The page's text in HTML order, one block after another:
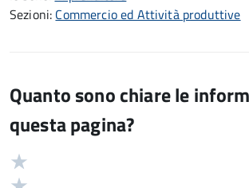
Sezioni: Commercio ed Attività produttive
Quanto sono chiare le
questa pagina?
Valutazione